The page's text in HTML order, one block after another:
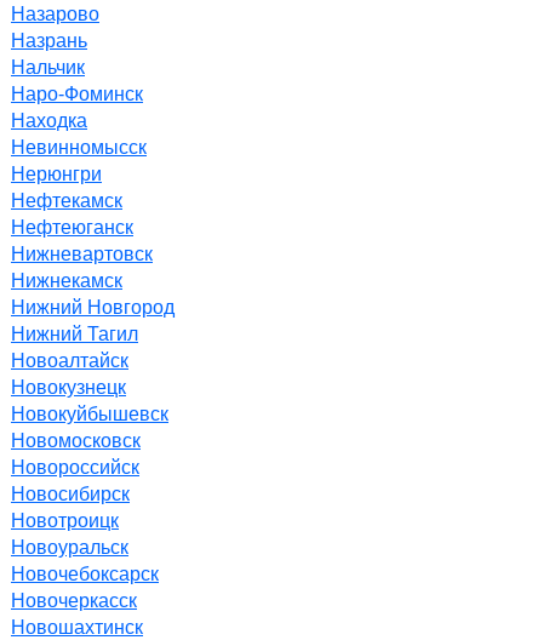
Назарово
Назрань
Нальчик
Наро-Фоминск
Находка
Невинномысск
Нерюнгри
Нефтекамск
Нефтеюганск
Нижневартовск
Нижнекамск
Нижний Новгород
Нижний Тагил
Новоалтайск
Новокузнецк
Новокуйбышевск
Новомосковск
Новороссийск
Новосибирск
Новотроицк
Новоуральск
Новочебоксарск
Новочеркасск
Новошахтинск